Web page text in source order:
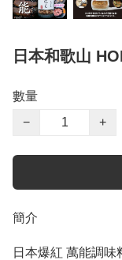
日本和歌山
數量
−
+
簡介
日本爆紅 萬能調味